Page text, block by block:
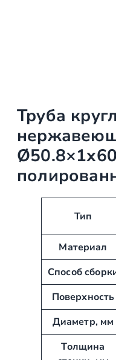
Труба
р
б
у
ы
а
ч
е
н
и
е
Тип
Материал
Способ
Поверхность
Диаметр, мм
Толщина